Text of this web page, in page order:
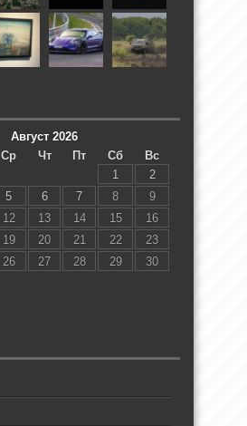
Август 2026
Ср Чт Пт Сб
Вс
1
2
5 6 7 8
9
12 13 14 15
16
19 20 21 22
23
26 27 28 29
30